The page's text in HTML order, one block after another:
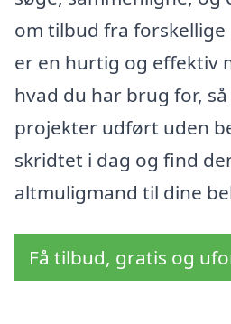
om tilbud fra
er en hurtig og effektiv
hvad du har brug for,
projekter udført uden
skridtet i dag og find
altmuligmand til dine
Få tilbud, gratis og